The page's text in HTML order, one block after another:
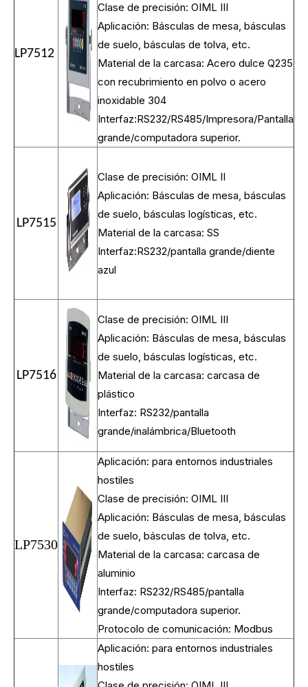
LP7512
Clase de precisión: OIML III
Aplicación: Básculas de mesa, básculas
de suelo, básculas de tolva, etc.
Material de la carcasa: Acero dulce Q235
con recubrimiento en polvo o acero
inoxidable 304
Interfaz:RS232/RS485/Impresora/Pantalla
grande/computadora superior.
LP7515
Clase de precisión: OIML II
Aplicación: Básculas de mesa, básculas
de suelo, básculas logísticas, etc.
Material de la carcasa: SS
Interfaz:RS232/pantalla grande/diente
azul
LP7516
Clase de precisión: OIML III
Aplicación: Básculas de mesa, básculas
de suelo, básculas logísticas, etc.
Material de la carcasa: carcasa de
plástico
Interfaz: RS232/pantalla
grande/inalámbrica/Bluetooth
LP7530
Aplicación: para entornos industriales
hostiles
Clase de precisión: OIML III
Aplicación: Básculas de mesa, básculas
de suelo, básculas de tolva, etc.
Material de la carcasa: carcasa de
aluminio
Interfaz: RS232/RS485/pantalla
grande/computadora superior.
Protocolo de comunicación: Modbus
Aplicación: para entornos industriales
hostiles